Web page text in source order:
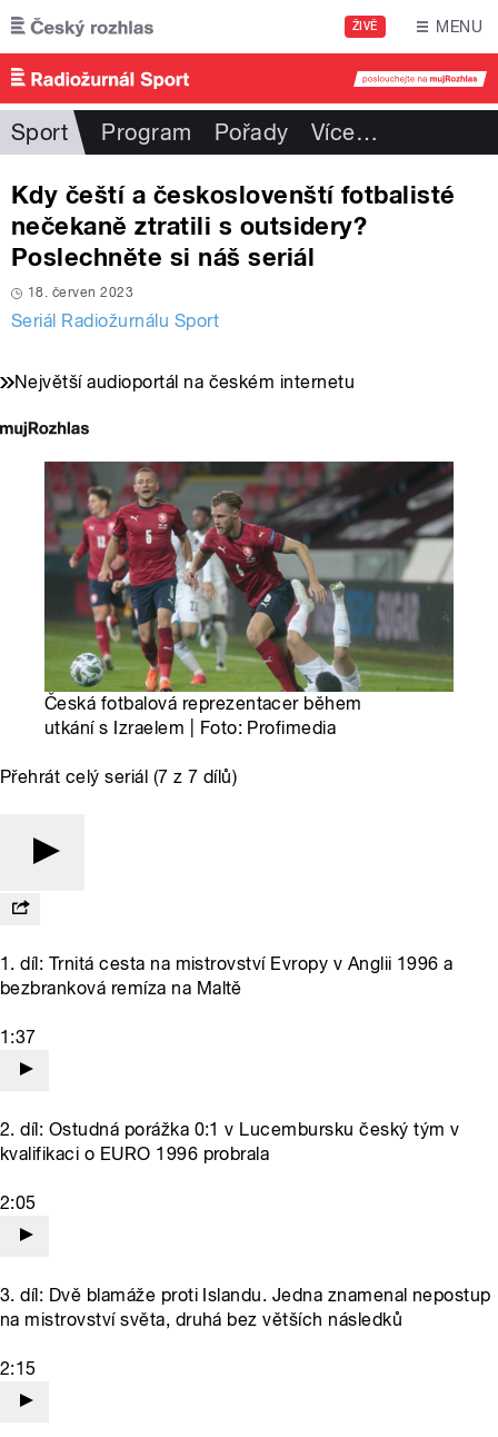
Přejít k hlavnímu obsahu
ŽIVĚ MENU
Sport Program Pořady Více…
Kdy čeští a českoslovenští fotbalisté
nečekaně ztratili s outsidery?
Poslechněte si náš seriál
18. červen 2023
Seriál Radiožurnálu Sport
Největší audioportál na českém internetu
Česká fotbalová reprezentacer během
utkání s Izraelem | Foto: Profimedia
Přehrát celý seriál (7 z 7 dílů)
1. díl: Trnitá cesta na mistrovství Evropy v Anglii 1996 a
bezbranková remíza na Maltě
1:37
2. díl: Ostudná porážka 0:1 v Lucembursku český tým v
kvalifikaci o EURO 1996 probrala
2:05
3. díl: Dvě blamáže proti Islandu. Jedna znamenal nepostup
na mistrovství světa, druhá bez větších následků
2:15